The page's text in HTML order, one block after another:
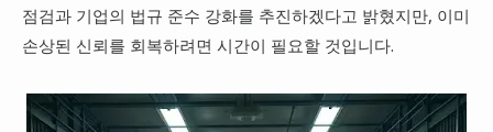
점검과 기업의 법규 준수 강화를 추진하겠다고 밝혔지만, 이미
손상된 신뢰를 회복하려면 시간이 필요할 것입니다.